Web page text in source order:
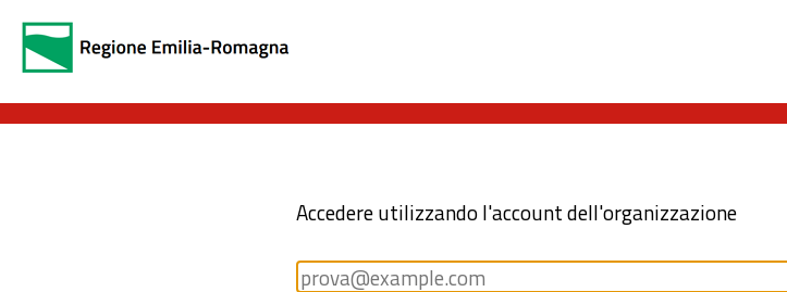
Accedere utilizzando l'account dell'organizzazione